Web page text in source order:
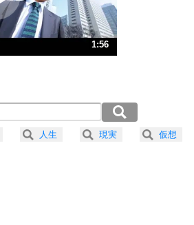
トレス対策
、なんとかなるもの。
に生きる30の方法
大きい人は、怒りを優しさで表現する。
1:56
58秒）
46秒）
38秒）
人生 現実 仮想